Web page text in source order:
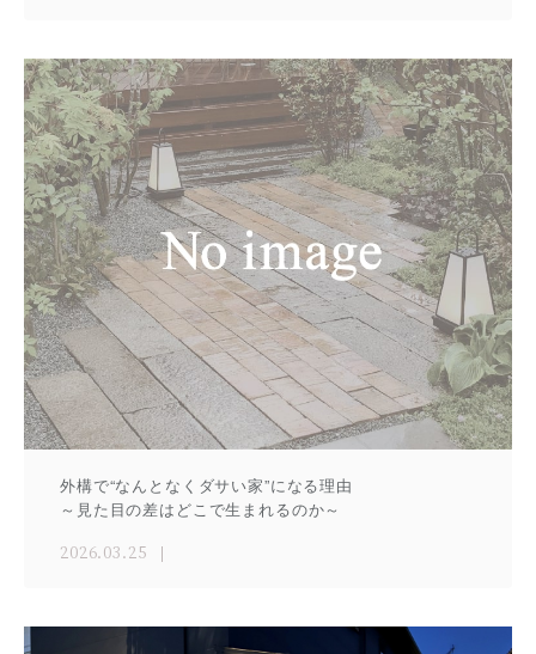
外構で“なんとなくダサい家”になる理由
～見た目の差はどこで生まれるのか～
2026.03.25